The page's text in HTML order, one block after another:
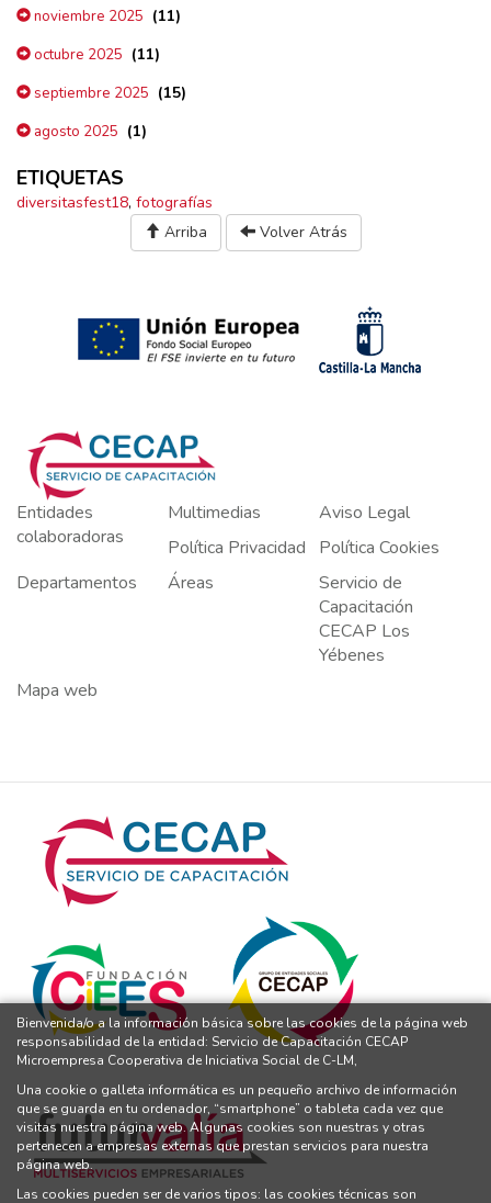
noviembre 2025 (11)
octubre 2025 (11)
septiembre 2025 (15)
agosto 2025 (1)
ETIQUETAS
diversitasfest18, fotografías
Arriba
Volver Atrás
Entidades
colaboradoras
Multimedias
Aviso Legal
Política Privacidad
Política Cookies
Departamentos
Áreas
Servicio de
Capacitación
CECAP Los
Yébenes
Mapa web
Bienvenida/o a la información básica sobre las cookies de la página web
responsabilidad de la entidad: Servicio de Capacitación CECAP
Microempresa Cooperativa de Iniciativa Social de C-LM,
Una cookie o galleta informática es un pequeño archivo de información
que se guarda en tu ordenador, “smartphone” o tableta cada vez que
visitas nuestra página web. Algunas cookies son nuestras y otras
pertenecen a empresas externas que prestan servicios para nuestra
página web.
Las cookies pueden ser de varios tipos: las cookies técnicas son